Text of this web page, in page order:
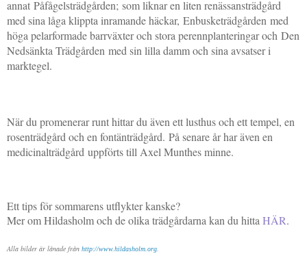
annat Påfågelsträdgården; som liknar en liten renässansträdgård
med sina låga klippta inramande häckar, Enbusketrädgården med
höga pelarformade barrväxter och stora perennplanteringar och Den
Nedsänkta Trädgården med sin lilla damm och sina avsatser i
marktegel.
När du promenerar runt hittar du även ett lusthus och ett tempel, en
rosenträdgård och en fontänträdgård. På senare år har även en
medicinalträdgård uppförts till Axel Munthes minne.
Ett tips för sommarens utflykter kanske?
Mer om Hildasholm och de olika trädgårdarna kan du hitta HÄR.
Alla bilder är lånade från http://www.hildasholm.org